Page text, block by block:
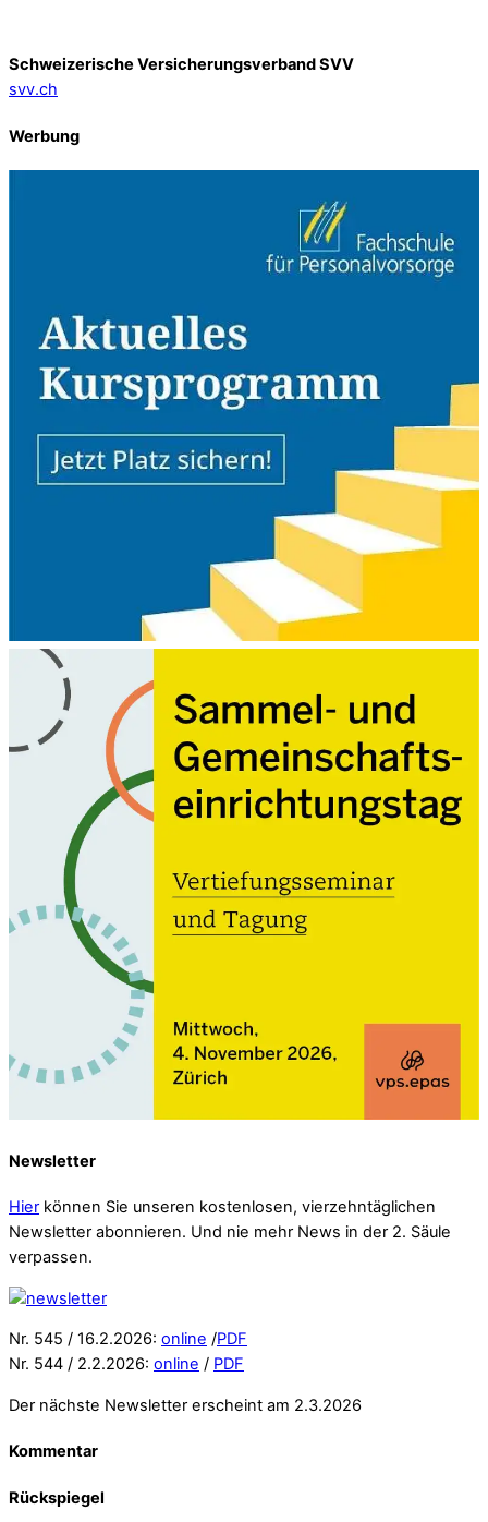
Schweizerische Versicherungsverband SVV
svv.ch
Werbung
Newsletter
Hier können Sie unseren kostenlosen, vierzehntäglichen
Newsletter abonnieren. Und nie mehr News in der 2. Säule
verpassen.
Nr. 545 / 16.2.2026: online /PDF
Nr. 544 / 2.2.2026: online / PDF
Der nächste Newsletter erscheint am 2.3.2026
Kommentar
Rückspiegel